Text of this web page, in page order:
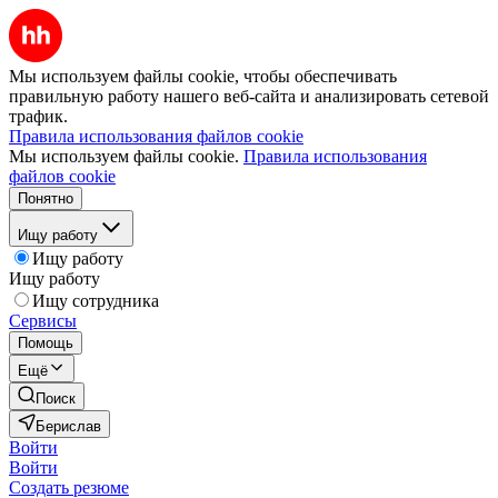
Мы используем файлы cookie, чтобы обеспечивать
правильную работу нашего веб-сайта и анализировать сетевой
трафик.
Правила использования файлов cookie
Мы используем файлы cookie. Правила использования
файлов cookie
Понятно
Ищу работу
Ищу работу
Ищу работу
Ищу сотрудника
Сервисы
Помощь
Ещё
Поиск
Берислав
Войти
Войти
Создать резюме